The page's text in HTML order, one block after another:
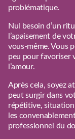
problématique.
Nul besoin d’un
l’apaisement de
vous-même. Vous
peu pour favoriser
l’amour.
Après cela, soyez
peut surgir dans
répétitive,
les
professionnel du